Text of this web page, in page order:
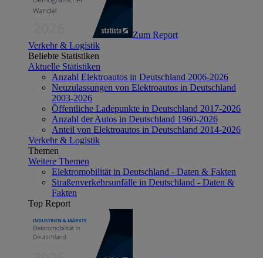
Zum Report
Verkehr & Logistik
Beliebte Statistiken
Aktuelle Statistiken
Anzahl Elektroautos in Deutschland 2006-2026
Neuzulassungen von Elektroautos in Deutschland
2003-2026
Öffentliche Ladepunkte in Deutschland 2017-2026
Anzahl der Autos in Deutschland 1960-2026
Anteil von Elektroautos in Deutschland 2014-2026
Verkehr & Logistik
Themen
Weitere Themen
Elektromobilität in Deutschland - Daten & Fakten
Straßenverkehrsunfälle in Deutschland - Daten &
Fakten
Top Report